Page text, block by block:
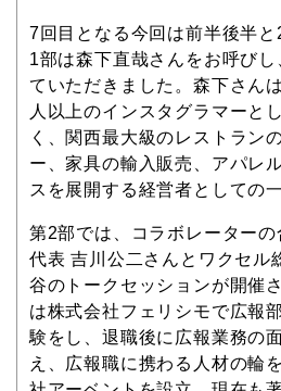
7回目となる今回は前半後半
1部は森下直哉さんをお呼び
ていただきました。森下さん
人以上のインスタグラマーと
く、関西最大級のレストラン
ー、家具の輸入販売、アパレ
スを展開する経営者としての
第2部では、コラボレーターの
代表 吉川公二さんとワクセル
谷のトークセッションが開催
は株式会社フェリシモで広報
験をし、退職後に広報業務の
え、広報職に携わる人材の輪